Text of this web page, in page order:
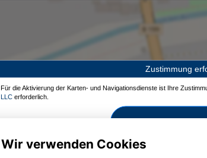
Zustimmung
Für die Aktivierung der Karten- und Navigationsdienste ist Ihre
LLC erforderlich.
Zustimmen und
Wir verwenden Cookies